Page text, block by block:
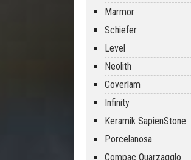
Marmor
Schiefer
Level
Neolith
Coverlam
Infinity
Keramik SapienStone
Porcelanosa
Compac Quarzagglo